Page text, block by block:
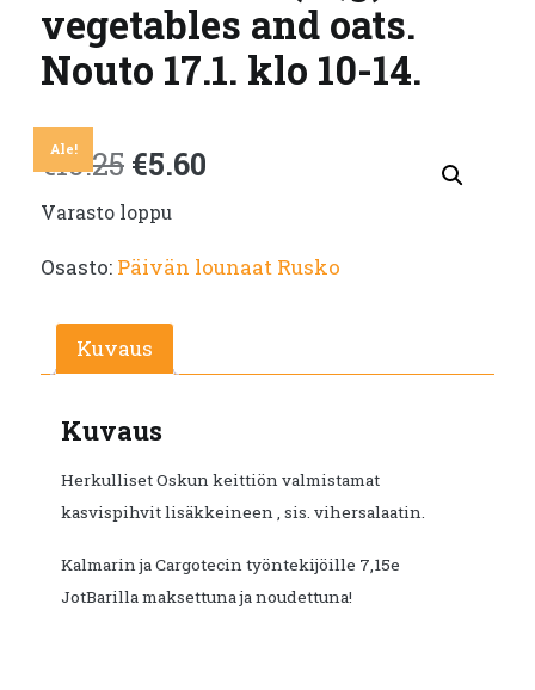
vegetables and oats.
Nouto 17.1. klo 10-14.
Ale!
€10.25 Alkuperäinen
hinta
oli:
€10.25.
€5.60
on:
Varasto loppu
Osasto: Päivän lounaat Rusko
Kuvaus
Kuvaus
Herkulliset Oskun keittiön valmistamat
kasvispihvit lisäkkeineen , sis. vihersalaatin.
Kalmarin ja Cargotecin työntekijöille 7,15e
JotBarilla maksettuna ja noudettuna!